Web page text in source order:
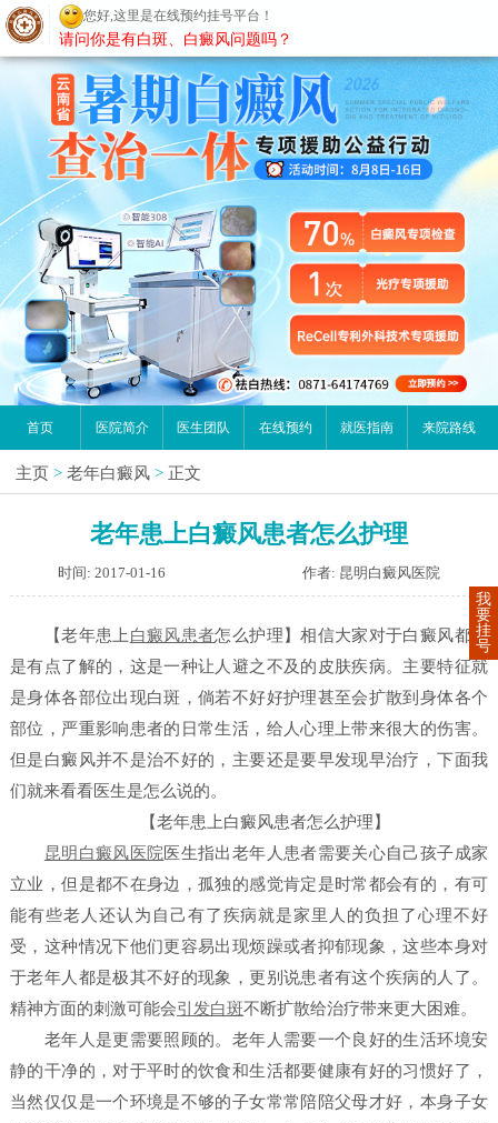
昆明白癜风医院
首页 医院简介 医生团队 在线预约 就医指南 来院路线
主页 > 老年白癜风 > 正文
老年患上白癜风患者怎么护理
时间: 2017-01-16 作者: 昆明白癜风医院
【老年患上白癜风患者怎么护理】相信大家对于白癜风都算
是有点了解的，这是一种让人避之不及的皮肤疾病。主要特征就
是身体各部位出现白斑，倘若不好好护理甚至会扩散到身体各个
部位，严重影响患者的日常生活，给人心理上带来很大的伤害。
但是白癜风并不是治不好的，主要还是要早发现早治疗，下面我
们就来看看医生是怎么说的。
【老年患上白癜风患者怎么护理】
昆明白癜风医院医生指出老年人患者需要关心自己孩子成家
立业，但是都不在身边，孤独的感觉肯定是时常都会有的，有可
能有些老人还认为自己有了疾病就是家里人的负担了心理不好
受，这种情况下他们更容易出现烦躁或者抑郁现象，这些本身对
于老年人都是极其不好的现象，更别说患者有这个疾病的人了。
精神方面的刺激可能会引发白斑不断扩散给治疗带来更大困难。
老年人是更需要照顾的。老年人需要一个良好的生活环境安
静的干净的，对于平时的饮食和生活都要健康有好的习惯好了，
当然仅仅是一个环境是不够的子女常常陪陪父母才好，本身子女
我
要
挂
号
您好,这里是在线预约挂号平台！
请问你是有白斑、白癜风问题吗？